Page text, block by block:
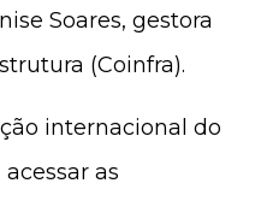
Soares, gestora
(Coinfra).
internacional do
as